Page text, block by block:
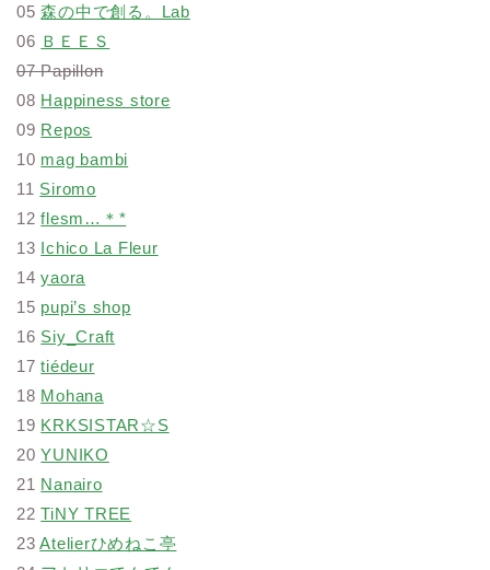
05森の中で創る。Lab
06 ＢＥＥＳ
07 Papillon
08 Happiness store
09 Repos
10 mag bambi
11 Siromo
12flesm…＊*
13 Ichico La Fleur
14yaora
15 pupi’s shop
16 Siy_Craft
17tiédeur
18 Mohana
19 KRKSISTAR☆S
20YUNIKO
21 Nanairo
22TiNY TREE
23Atelierひめねこ亭